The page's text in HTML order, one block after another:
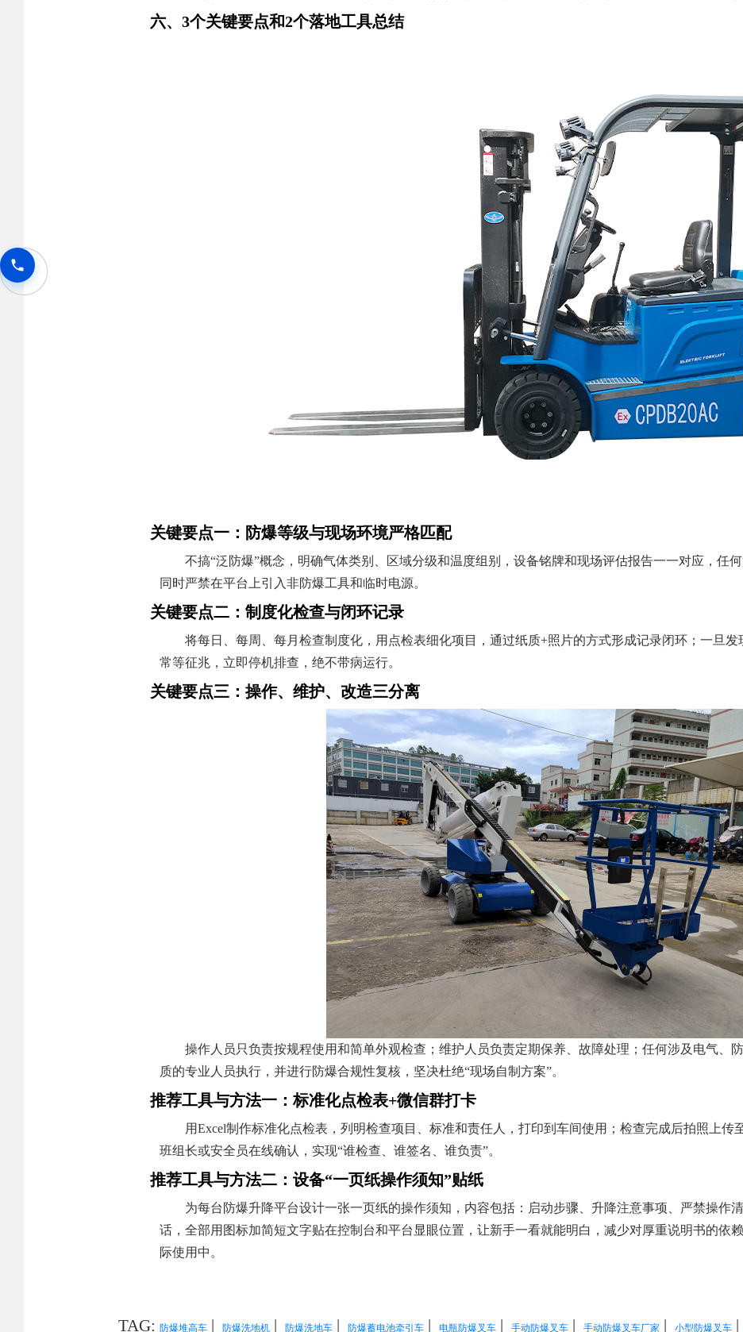
六、3个关键要点和2个落地工具总结
关键要点一：防爆等级与现场环境严格匹配
不搞“泛防爆”概念，明确气体类别、区域分级和温度组别，设备铭牌和现场评估报告一一对应，任何
同时严禁在平台上引入非防爆工具和临时电源。
关键要点二：制度化检查与闭环记录
将每日、每周、每月检查制度化，用点检表细化项目，通过纸质+照片的方式形成记录闭环；一旦
常等征兆，立即停机排查，绝不带病运行。
关键要点三：操作、维护、改造三分离
操作人员只负责按规程使用和简单外观检查；维护人员负责定期保养、故障处理；任何涉及电气、
质的专业人员执行，并进行防爆合规性复核，坚决杜绝“现场自制方案”。
推荐工具与方法一：标准化点检表+微信群打卡
用Excel制作标准化点检表，列明检查项目、标准和责任人，打印到车间使用；检查完成后拍照上传
班组长或安全员在线确认，实现“谁检查、谁签名、谁负责”。
推荐工具与方法二：设备“一页纸操作须知”贴纸
为每台防爆升降平台设计一张一页纸的操作须知，内容包括：启动步骤、升降注意事项、严禁操作
话，全部用图标加简短文字贴在控制台和平台显眼位置，让新手一看就能明白，减少对厚重说明书的依
际使用中。
TAG: 防爆堆高车 | 防爆洗地机 | 防爆洗地车 | 防爆蓄电池牵引车 | 电瓶防爆叉车 | 手动防爆叉车 | 手动防爆叉车厂家 | 小型防爆叉车 |